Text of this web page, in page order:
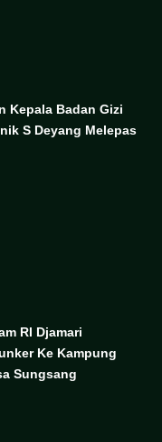
Kepala Badan Gizi
S Deyang Melepas
RI Djamari
Ke Kampung
Sungsang